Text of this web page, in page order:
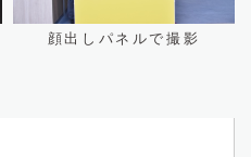
顔出しパネルで撮影